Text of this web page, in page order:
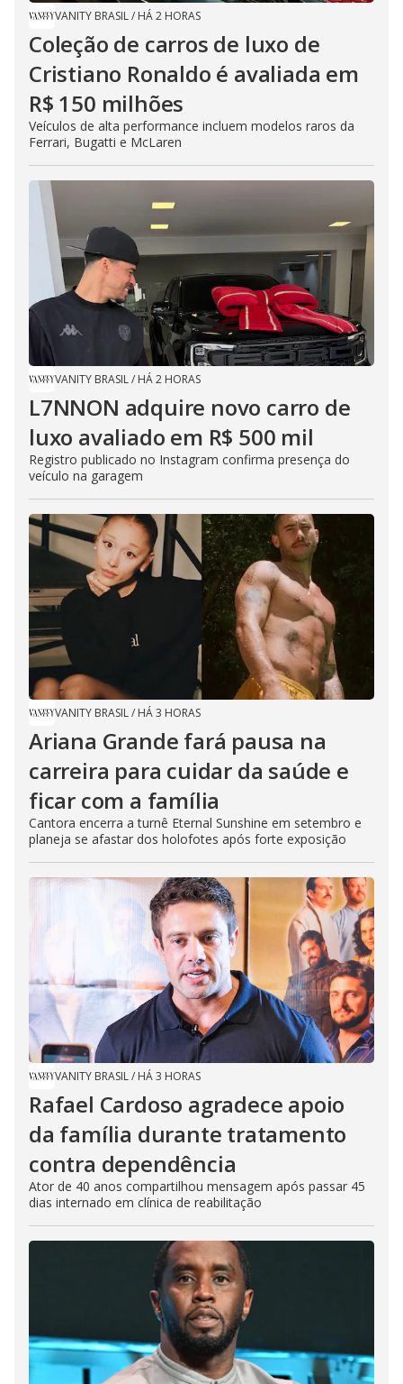
VANITY BRASIL/ HÁ 2 HORAS
Coleção de carros de luxo de
Cristiano Ronaldo é avaliada em
R$ 150 milhões
Veículos de alta performance incluem modelos raros da
Ferrari, Bugatti e McLaren
VANITY BRASIL/ HÁ 2 HORAS
L7NNON adquire novo carro de
luxo avaliado em R$ 500 mil
Registro publicado no Instagram confirma presença do
veículo na garagem
VANITY BRASIL/ HÁ 3 HORAS
Ariana Grande fará pausa na
carreira para cuidar da saúde e
ficar com a família
Cantora encerra a turnê Eternal Sunshine em setembro e
planeja se afastar dos holofotes após forte exposição
VANITY BRASIL/ HÁ 3 HORAS
Rafael Cardoso agradece apoio
da família durante tratamento
contra dependência
Ator de 40 anos compartilhou mensagem após passar 45
dias internado em clínica de reabilitação